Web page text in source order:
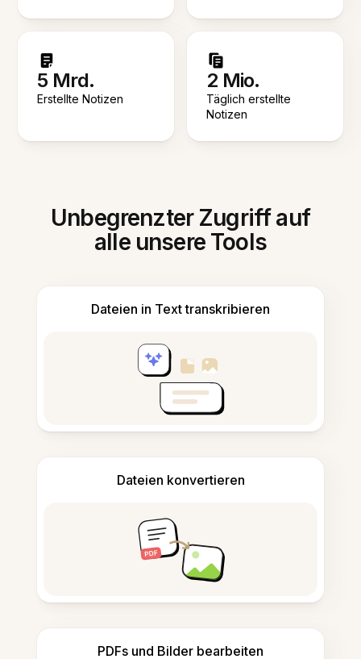
5 Mrd.
Erstellte Notizen
2 Mio.
Täglich erstellte
Notizen
Unbegrenzter Zugriff auf
alle unsere Tools
Dateien in Text transkribieren
Dateien konvertieren
PDFs und Bilder bearbeiten